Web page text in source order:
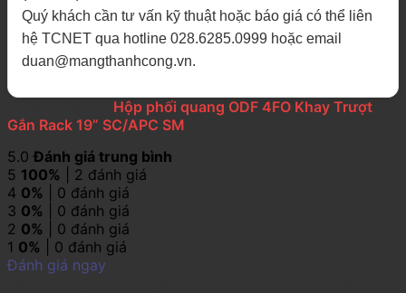
Quý khách cần tư vấn kỹ thuật hoặc báo giá có thể liên
hệ TCNET qua hotline 028.6285.0999 hoặc email
duan@mangthanhcong.vn.
Hộp phối quang ODF 4FO Khay Trượt
Gắn Rack 19” SC/APC SM
5.0Đánh giá trung bình
5 100% | 2 đánh giá
4 0% | 0 đánh giá
3 0% | 0 đánh giá
2 0% | 0 đánh giá
1 0% | 0 đánh giá
Đánh giá ngay